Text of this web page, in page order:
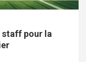
staff pour la